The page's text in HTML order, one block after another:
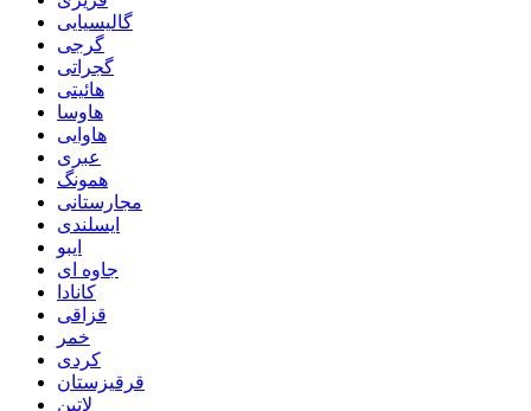
گالیسیایی
گرجی
گجراتی
هائیتی
هاوسا
هاوایی
عبری
همونگ
مجارستانی
ایسلندی
ایبو
جاوه ای
کانادا
قزاقی
خمر
کردی
قرقیزستان
لاتین